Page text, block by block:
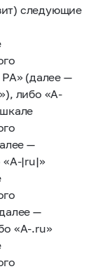
следующие
РА» (далее —
либо «A-
—
«A-|ru|»
—
«A-.ru»